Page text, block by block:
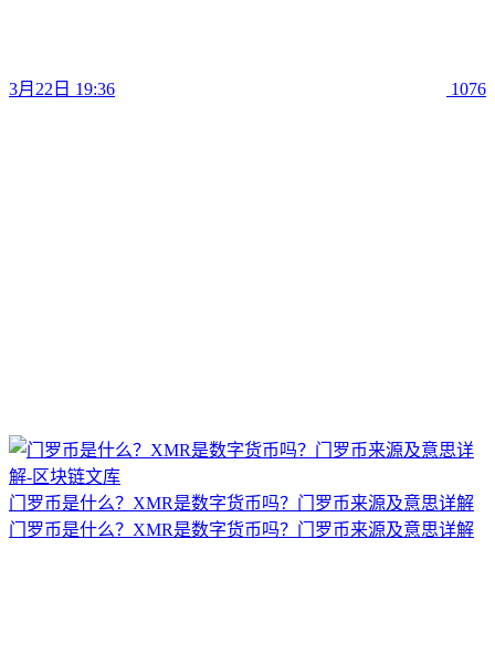
3月22日 19:36 1076
门罗币是什么？XMR是数字货币吗？门罗币来源及意思详解
门罗币是什么？XMR是数字货币吗？门罗币来源及意思详解